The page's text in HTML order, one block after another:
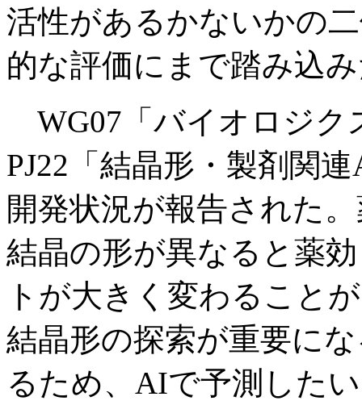
活性があるかないかの
的な評価にまで踏み込
WG07「バイオロジク
PJ22「結晶形・製剤関
開発状況が報告された
結晶の形が異なると薬
トが大きく変わること
結晶形の探索が重要に
るため、AIで予測した